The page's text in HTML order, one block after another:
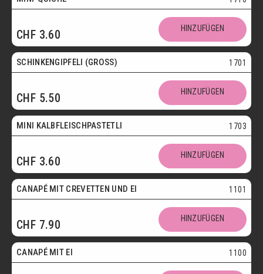
CHF 3.60 HINZUFÜGEN
SCHINKENGIPFELI (GROSS) 1701
CHF 5.50 HINZUFÜGEN
Mini
MINI KALBFLEISCHPASTETLI 1703
CHF 3.60 HINZUFÜGEN
CANAPÉ MIT CREVETTEN UND EI 1101
CHF 7.90 HINZUFÜGEN
Vegetarisch
CANAPÉ MIT EI 1100